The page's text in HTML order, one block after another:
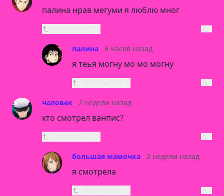
палина нрав мегуми я люблю мног
палина 6 часов назад
я теья могну мо мо могну
чаловек 2 недели назад
кто смотрел ванпис?
большая мамочка 2 недели назад
я смотрела